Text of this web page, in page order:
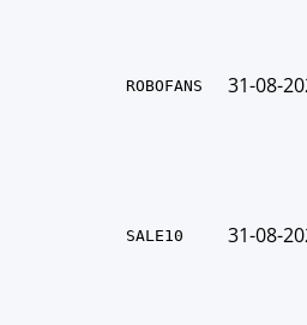
ROBOFANS 31-08-
SALE10 31-08-